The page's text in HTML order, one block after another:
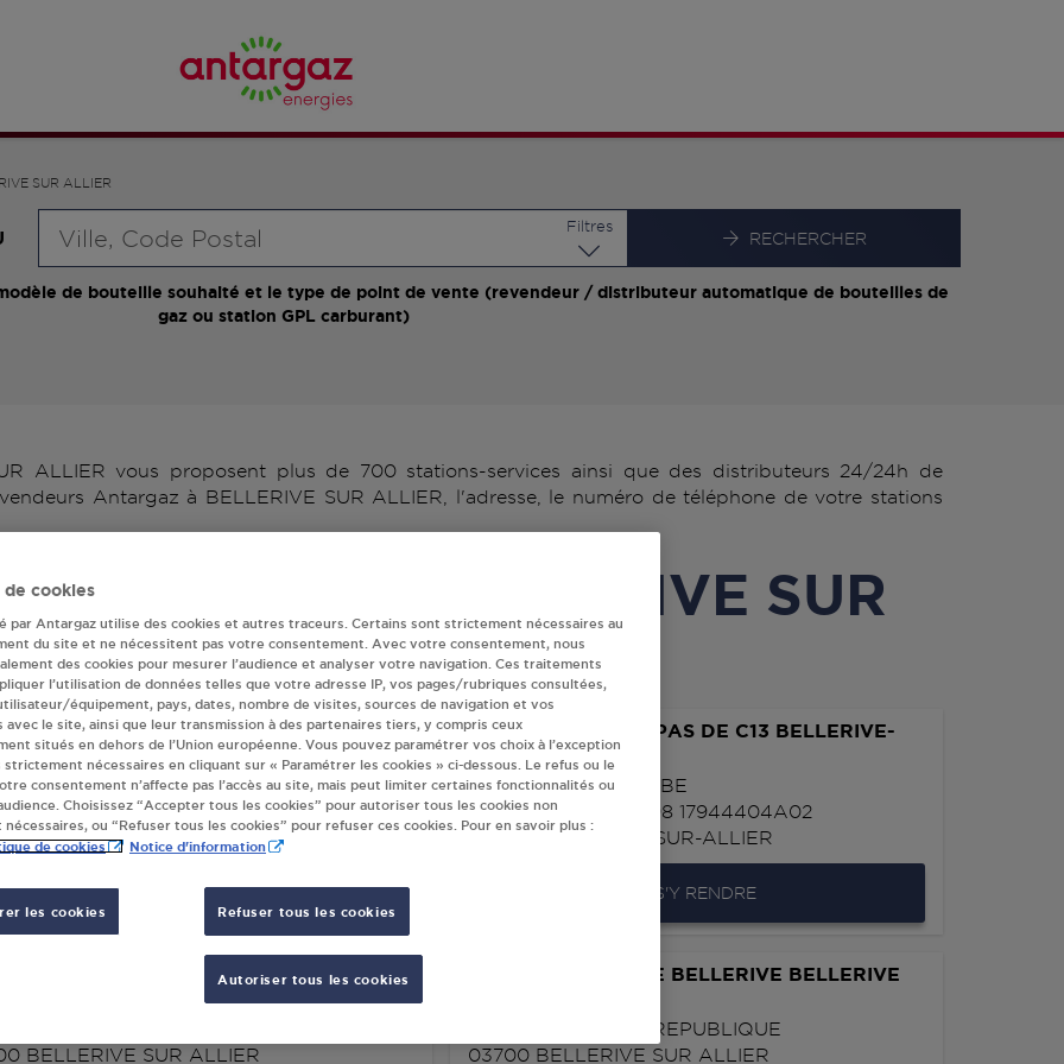
SUR ALLIER
Filtres
RECHERCHER
de bouteille souhaité et le type de point de vente (revendeur / distributeur automatique de bouteilles de
gaz ou station GPL carburant)
ALLIER vous proposent plus de 700 stations-services ainsi que des distributeurs 24/24h de
Antargaz à BELLERIVE SUR ALLIER, l'adresse, le numéro de téléphone de votre stations
Antargaz à BELLERIVE SUR
ALLIER
AUTOMATIQUE 24/24
BELLERIVE SUR ALLIER
RHIN ET DANUBE
BELLERIVE SUR ALLIER
CENTRE LECLERC PAS DE C13 BELLERIVE-
SUR-ALLIER
RUE RHIN ET DANUBE
BELLERIVEDIS SA 98 17944404A02
BELLERIVE-SUR-ALLIER
S'Y RENDRE
/ L'EPICERIE DES 4 SAISONS
BELLERIVE SUR ALLIER
STATION TOTAL DE BELLERIVE BELLERIVE
22 AVENUE DE LA REPUBLIQUE
03700 BELLERIVE SUR ALLIER
de cookies
par Antargaz utilise des cookies et autres traceurs. Certains sont strictement nécessaires au
du site et ne nécessitent pas votre consentement. Avec votre consentement, nous
des cookies pour mesurer l’audience et analyser votre navigation. Ces traitements
l’utilisation de données telles que votre adresse IP, vos pages/rubriques consultées,
équipement, pays, dates, nombre de visites, sources de navigation et vos
avec le site, ainsi que leur transmission à des partenaires tiers, y compris ceux
situés en dehors de l’Union européenne. Vous pouvez paramétrer vos choix à l’exception
strictement nécessaires en cliquant sur « Paramétrer les cookies » ci-dessous. Le refus ou le
consentement n’affecte pas l’accès au site, mais peut limiter certaines fonctionnalités ou
Choisissez “Accepter tous les cookies” pour autoriser tous les cookies non
ou “Refuser tous les cookies” pour refuser ces cookies. Pour en savoir plus :
de cookies Notice d'information
les cookies Refuser tous les cookies
Autoriser tous les cookies